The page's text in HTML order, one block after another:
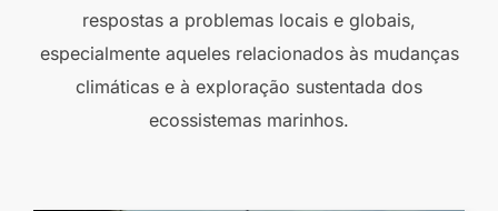
respostas a problemas locais e globais,
especialmente aqueles relacionados às mudanças
climáticas e à exploração sustentada dos
ecossistemas marinhos.